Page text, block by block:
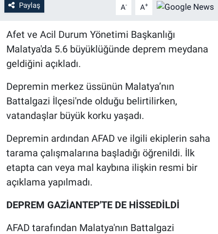
Paylaş A- A+
Afet ve Acil Durum Yönetimi Başkanlığı
Malatya'da 5.6 büyüklüğünde deprem meydana
geldiğini açıkladı.
Depremin merkez üssünün Malatya’nın
Battalgazi İlçesi'nde olduğu belirtilirken,
vatandaşlar büyük korku yaşadı.
Depremin ardından AFAD ve ilgili ekiplerin saha
tarama çalışmalarına başladığı öğrenildi. İlk
etapta can veya mal kaybına ilişkin resmi bir
açıklama yapılmadı.
DEPREM GAZİANTEP'TE DE HİSSEDİLDİ
AFAD tarafından Malatya'nın Battalgazi